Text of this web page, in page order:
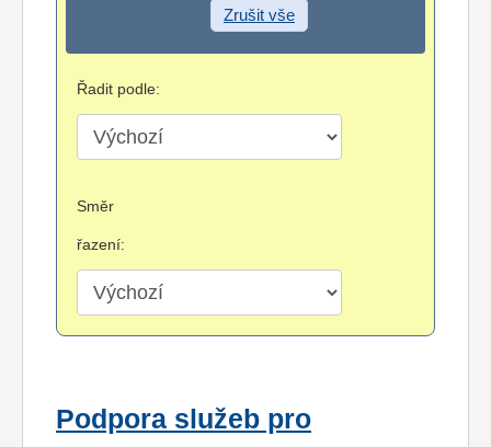
Zrušit vše
Řadit podle:
Směr
řazení:
Podpora služeb pro